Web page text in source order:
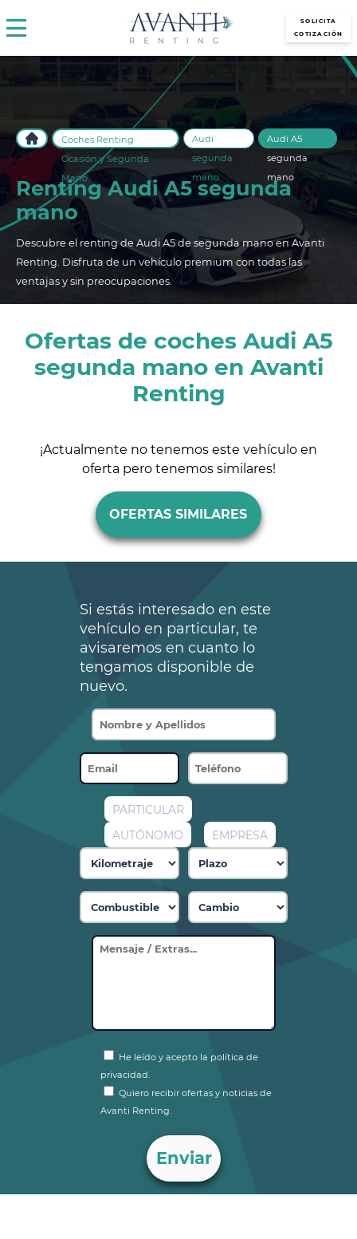
SOLICITA
COTIZACIÓN
Coches Renting
Ocasión y Segunda
Mano
Audi
segunda
mano
Audi A5
segunda
mano
Renting Audi A5 segunda
mano
Descubre el renting de Audi A5 de segunda mano en Avanti
Renting. Disfruta de un vehículo premium con todas las
ventajas y sin preocupaciones.
Ofertas de coches Audi A5
segunda mano en Avanti
Renting
¡Actualmente no tenemos este vehículo en
oferta pero tenemos similares!
OFERTAS SIMILARES
Si estás interesado en este
vehículo en particular, te
avisaremos en cuanto lo
tengamos disponible de
nuevo.
PARTICULAR
AUTÓNOMO
EMPRESA
He leído y acepto la política de
privacidad.
Quiero recibir ofertas y noticias de
Avanti Renting.